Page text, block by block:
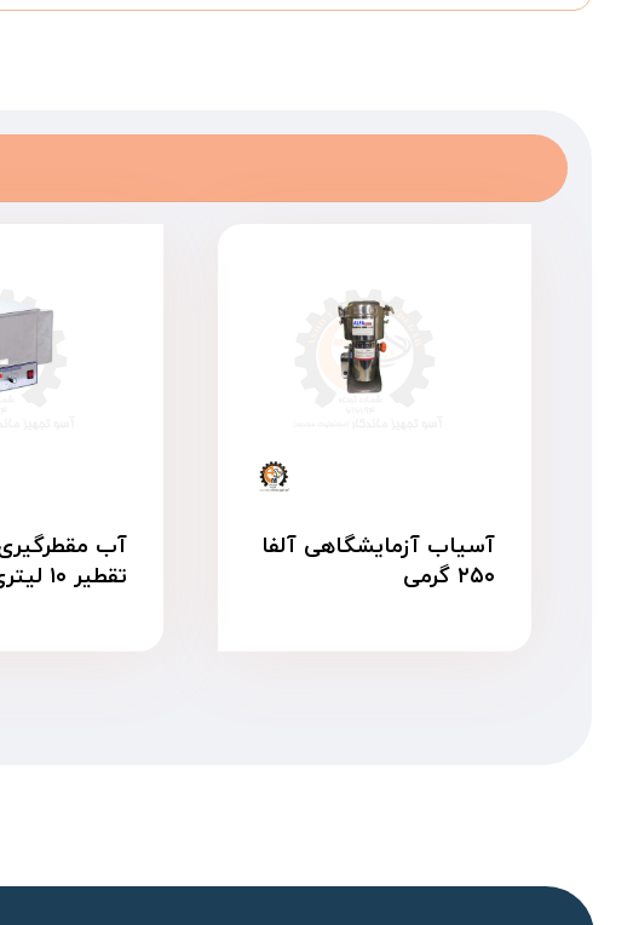
آسیاب آزمایشگاهی آلفا
۲۵۰ گرمی
آب مقطرگیری
تقطیر ۱۰ لیتری